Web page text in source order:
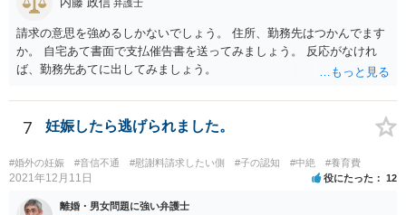
弁護士
請求の意思を強めるしかないでしょう。 住所、勤務先はつかんでます
か。 自宅あて書面で支払催告書を送ってみましょう。 反応がなけれ
ば、勤務先あてに出してみましょう。
7 妊娠したら逃げられました。
#婚外の妊娠 #音信不通 #慰謝料請求したい側 #子の認知 #中絶 #養育費
2021年12月11日 役にたった 12
離婚・男女問題に強い弁護士